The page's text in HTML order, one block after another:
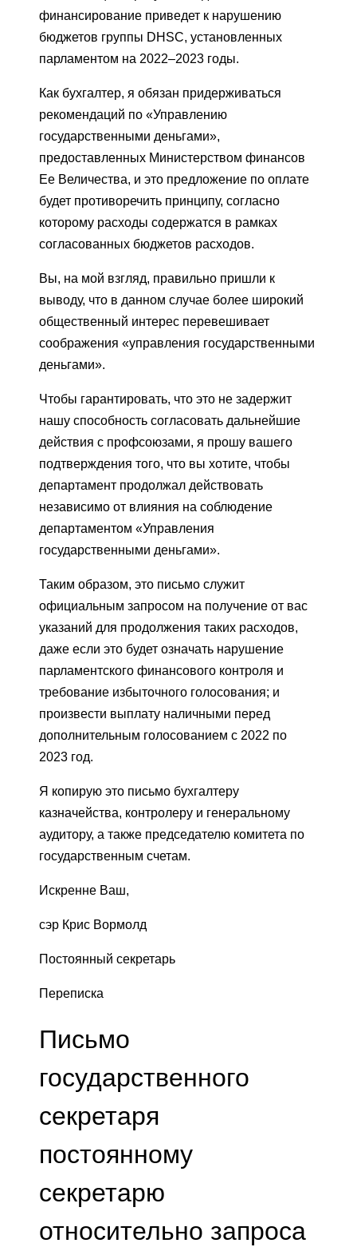
финансирование приведет к нарушению
бюджетов группы DHSC, установленных
парламентом на 2022–2023 годы.
Как бухгалтер, я обязан придерживаться
рекомендаций по «Управлению
государственными деньгами»,
предоставленных Министерством финансов
Ее Величества, и это предложение по оплате
будет противоречить принципу, согласно
которому расходы содержатся в рамках
согласованных бюджетов расходов.
Вы, на мой взгляд, правильно пришли к
выводу, что в данном случае более широкий
общественный интерес перевешивает
соображения «управления государственными
деньгами».
Чтобы гарантировать, что это не задержит
нашу способность согласовать дальнейшие
действия с профсоюзами, я прошу вашего
подтверждения того, что вы хотите, чтобы
департамент продолжал действовать
независимо от влияния на соблюдение
департаментом «Управления
государственными деньгами».
Таким образом, это письмо служит
официальным запросом на получение от вас
указаний для продолжения таких расходов,
даже если это будет означать нарушение
парламентского финансового контроля и
требование избыточного голосования; и
произвести выплату наличными перед
дополнительным голосованием с 2022 по
2023 год.
Я копирую это письмо бухгалтеру
казначейства, контролеру и генеральному
аудитору, а также председателю комитета по
государственным счетам.
Искренне Ваш,
сэр Крис Вормолд
Постоянный секретарь
Переписка
Письмо
государственного
секретаря
постоянному
секретарю
относительно запроса